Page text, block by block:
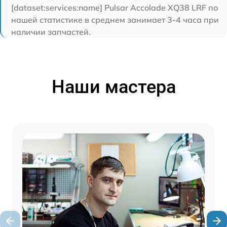
[dataset:services:name] Pulsar Accolade XQ38 LRF по
нашей статистике в среднем занимает 3-4 часа при
наличии запчастей.
Наши мастера